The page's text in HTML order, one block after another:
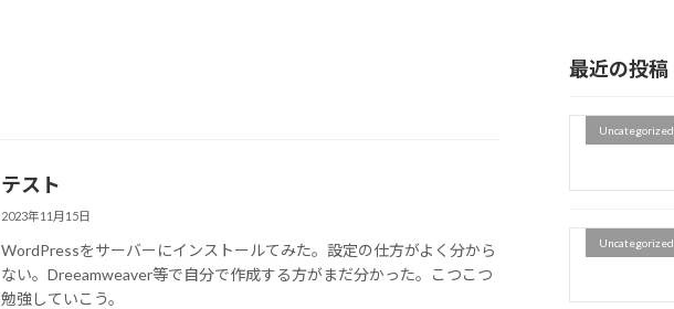
テスト
2023年11月15日
WordPressをサーバーにインストールてみた。設定の仕方がよく分から
ない。Dreeamweaver等で自分で作成する方がまだ分かった。こつこつ
勉強していこう。
最近の投稿
Uncategorized
Uncategorized